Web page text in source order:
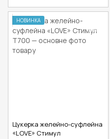
НОВИНКА
Цукерка желейно-суфлейна
«LOVE» Стимул